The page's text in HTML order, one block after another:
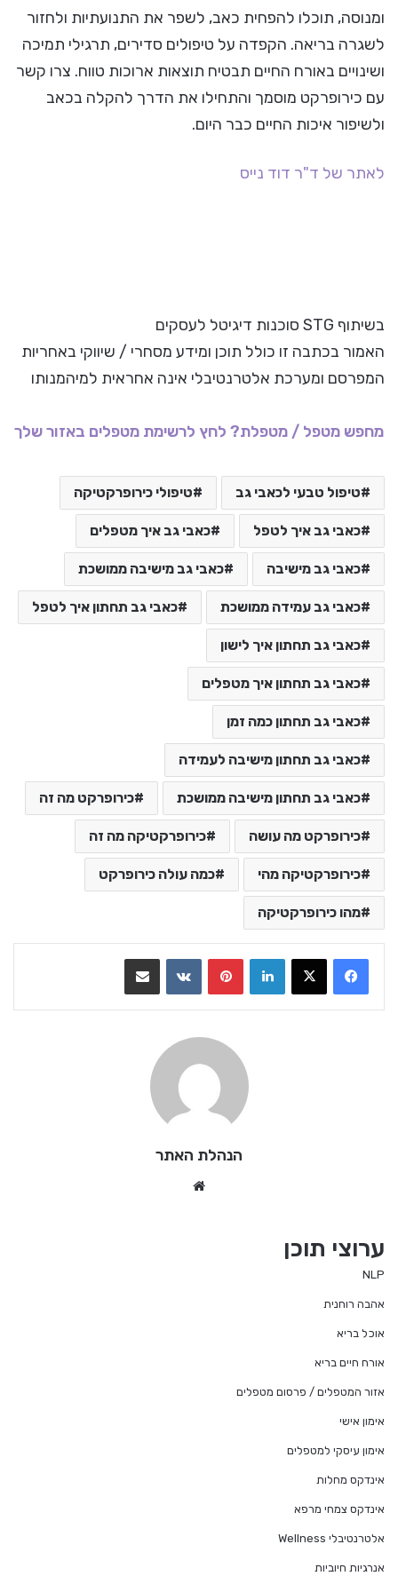
ומנוסה, תוכלו להפחית כאב, לשפר את התנועתיות ולחזור
לשגרה בריאה. הקפדה על טיפולים סדירים, תרגילי תמיכה
ושינויים באורח החיים תבטיח תוצאות ארוכות טווח. צרו קשר
עם כירופרקט מוסמך והתחילו את הדרך להקלה בכאב
ולשיפור איכות החיים כבר היום.
לאתר של ד"ר דוד נייס
בשיתוף STG סוכנות דיגיטל לעסקים
האמור בכתבה זו כולל תוכן ומידע מסחרי / שיווקי באחריות
המפרסם ומערכת אלטרנטיבלי אינה אחראית למיהמנותו
מחפש מטפל / מטפלת? לחץ לרשימת מטפלים באזור שלך
טיפול טבעי לכאבי גב טיפולי כירופרקטיקה
כאבי גב איך לטפל כאבי גב איך מטפלים
כאבי גב מישיבה כאבי גב מישיבה ממושכת
כאבי גב עמידה ממושכת כאבי גב תחתון איך לטפל
כאבי גב תחתון איך לישון
כאבי גב תחתון איך מטפלים
כאבי גב תחתון כמה זמן
כאבי גב תחתון מישיבה לעמידה
כאבי גב תחתון מישיבה ממושכת כירופרקט מה זה
כירופרקט מה עושה כירופרקטיקה מה זה
כירופרקטיקה מהי כמה עולה כירופרקט
מהו כירופרקטיקה
LinkedIn
Pinterest
VKontakteשתף בדואר אלקטרוני
הנהלת האתר
ערוצי תוכן
NLP
אהבה רוחנית
אוכל בריא
אורח חיים בריא
אזור המטפלים / פרסום מטפלים
אימון אישי
אימון עיסקי למטפלים
אינדקס מחלות
אינדקס צמחי מרפא
אלטרנטיבלי Wellness
אנרגיות חיוביות